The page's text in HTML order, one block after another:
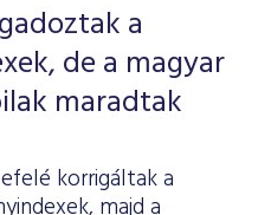
a
de a magyar
maradtak
korrigáltak a
majd a